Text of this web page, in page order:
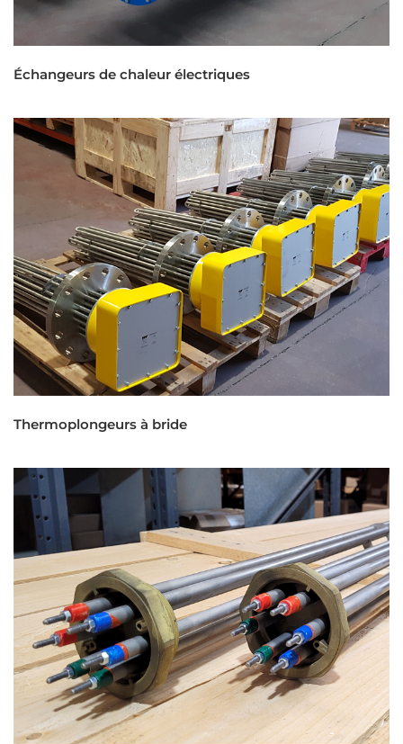
Échangeurs de chaleur électriques
Thermoplongeurs à bride